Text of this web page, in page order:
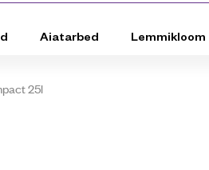
Aiatarbed Lemmikloom
25l